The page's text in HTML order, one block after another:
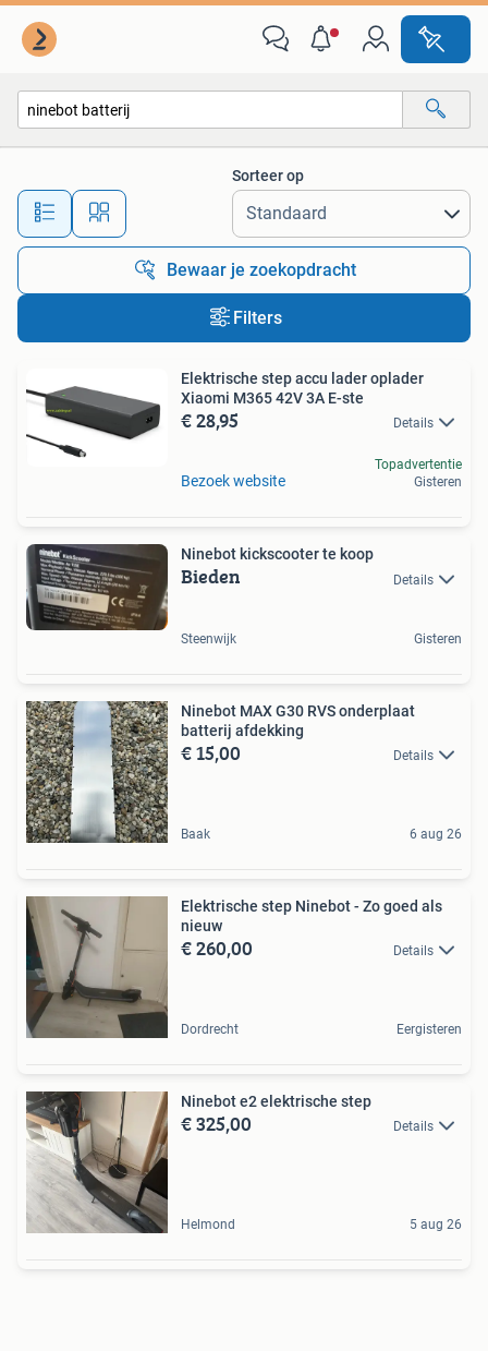
Alle afstanden…
Sorteer op
Bewaar je zoekopdracht
Filters
Elektrische step accu lader oplader
Xiaomi M365 42V 3A E-ste
€ 28,95 Details
Bezoek website
Topadvertentie
Gisteren
Ninebot kickscooter te koop
Bieden Details
Steenwijk Gisteren
Ninebot MAX G30 RVS onderplaat
batterij afdekking
€ 15,00 Details
Baak 6 aug 26
Elektrische step Ninebot - Zo goed als
nieuw
€ 260,00 Details
Dordrecht Eergisteren
Ninebot e2 elektrische step
€ 325,00 Details
Helmond 5 aug 26